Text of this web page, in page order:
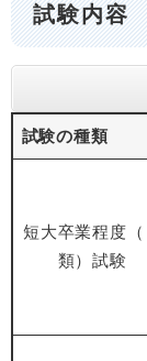
試験内容
試験の種類
短大卒業程度（
類）試験